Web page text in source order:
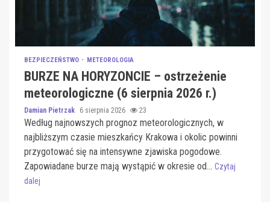
BEZPIECZEŃSTWO METEOROLOGIA
BURZE NA HORYZONCIE – ostrzeżenie
meteorologiczne (6 sierpnia 2026 r.)
Damian Pietrzak 6 sierpnia 2026 23
Według najnowszych prognoz meteorologicznych, w
najbliższym czasie mieszkańcy Krakowa i okolic powinni
przygotować się na intensywne zjawiska pogodowe.
Zapowiadane burze mają wystąpić w okresie od... Czytaj
dalej